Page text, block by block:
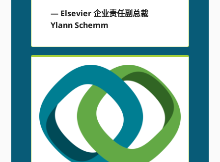
— Elsevier 企业责任副总裁
Ylann Schemm